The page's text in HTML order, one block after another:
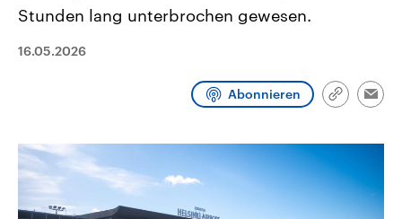
Landtagswahl Sachsen-Anhalt
2026
Sachsen-Anhalt wählt am 6.
Bundesland von einer Koalition aus
und Hintergründe zu den Parteien
und Kandidaten der anstehenden
Wahl.
Aktuelle Beiträge,
den mächtigsten Ländern
mit großem Einfluss auf
aktuelle Weltgeschehen.
Sendungen
Audio-Archiv
Stunden lang unterbrochen gewesen.
16.05.2026
Abonnieren
Link